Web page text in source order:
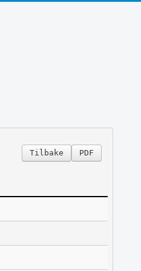
PDF
Tilbake